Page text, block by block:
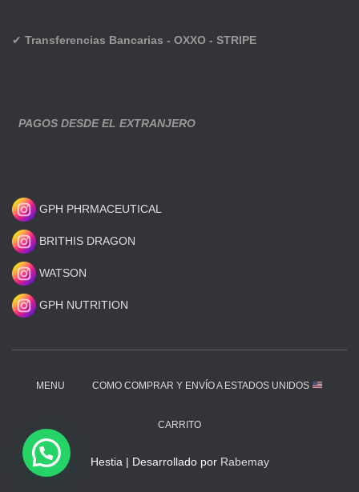
✔ Transferencias Bancarias - OXXO - STRIPE
PAGOS DESDE EL EXTRANJERO
GPH PHRMACEUTICAL
BRITHIS DRAGON
WATSON
GPH NUTRITION
MENU COMO COMPRAR Y ENVÍO A ESTADOS UNIDOS
CARRITO
Hestia | Desarrollado por Rabemay